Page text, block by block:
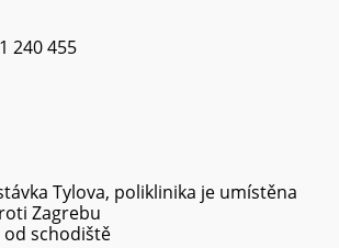
240 455
Tylova, poliklinika je umístěna
Zagrebu
schodiště